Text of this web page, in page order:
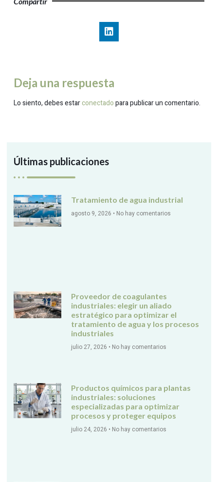
Últimas publicaciones
Tratamiento de agua industrial
agosto 9, 2026 No hay comentarios
Proveedor de coagulantes
industriales: elegir un aliado
estratégico para optimizar el
tratamiento de agua y los procesos
industriales
julio 27, 2026 No hay comentarios
Productos químicos para plantas
industriales: soluciones
especializadas para optimizar
procesos y proteger equipos
julio 24, 2026 No hay comentarios
Deja una respuesta
Lo siento, debes estarconectadopara publicar un comentario.